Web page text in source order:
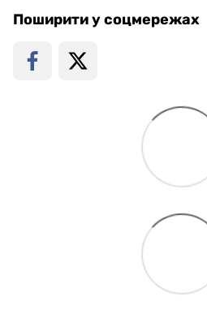
Поширити у соцмережах